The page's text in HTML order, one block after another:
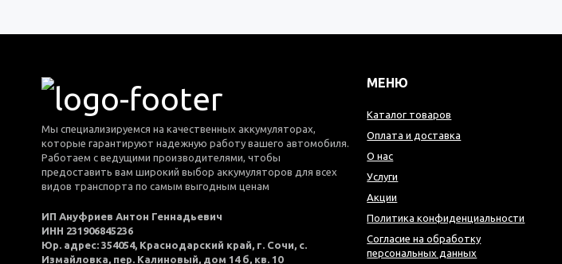
Мы специализируемся на качественных аккумуляторах,
которые гарантируют надежную работу вашего автомобиля.
Работаем с ведущими производителями, чтобы
предоставить вам широкий выбор аккумуляторов для всех
видов транспорта по самым выгодным ценам
ИП Ануфриев Антон Геннадьевич
ИНН 231906845236
Юр. адрес: 354054, Краснодарский край, г. Сочи, с.
Измайловка, пер. Калиновый, дом 14 б, кв. 10
МЕНЮ
Каталог товаров
Оплата и доставка
О нас
Услуги
Акции
Политика конфиденциальности
Согласие на обработку
персональных данных